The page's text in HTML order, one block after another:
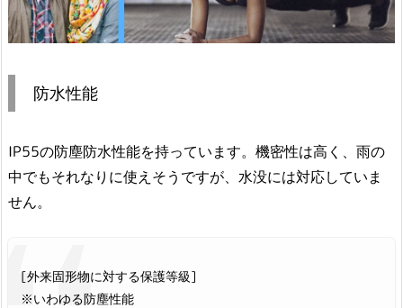
防水性能
IP55の防塵防水性能を持っています。機密性は高く、雨の
中でもそれなりに使えそうですが、水没には対応していま
せん。
[外来固形物に対する保護等級]
※いわゆる防塵性能